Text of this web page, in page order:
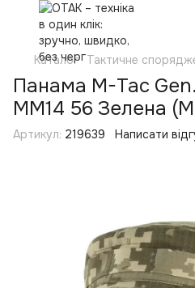
Каталог Тактичне
Панама M-Tac
MM14 56 Зелена
Артикул: 219639 Написати